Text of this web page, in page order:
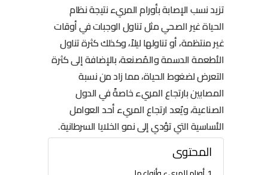
تزيد نسب الإصابة بأورام المريء نتيجة نظام
الحياة غير الصحي مثل تناول الوجبات في أوقات
غير منتظمة، أو تناولها ليلاً، وكذلك كثرة تناول
الأطعمة الدسمة والمُصنعة، بالإضافة إلى كثرة
التعرض لضغوط الحياة، مما زاد من نسبة
المصابين بارتجاع المريء خاصةً في الدول
الصناعية، ويُعد ارتجاع المريء أحد العوامل
الأساسية التي تؤدي إلى نمو الخلايا السرطانية.
المحتوى